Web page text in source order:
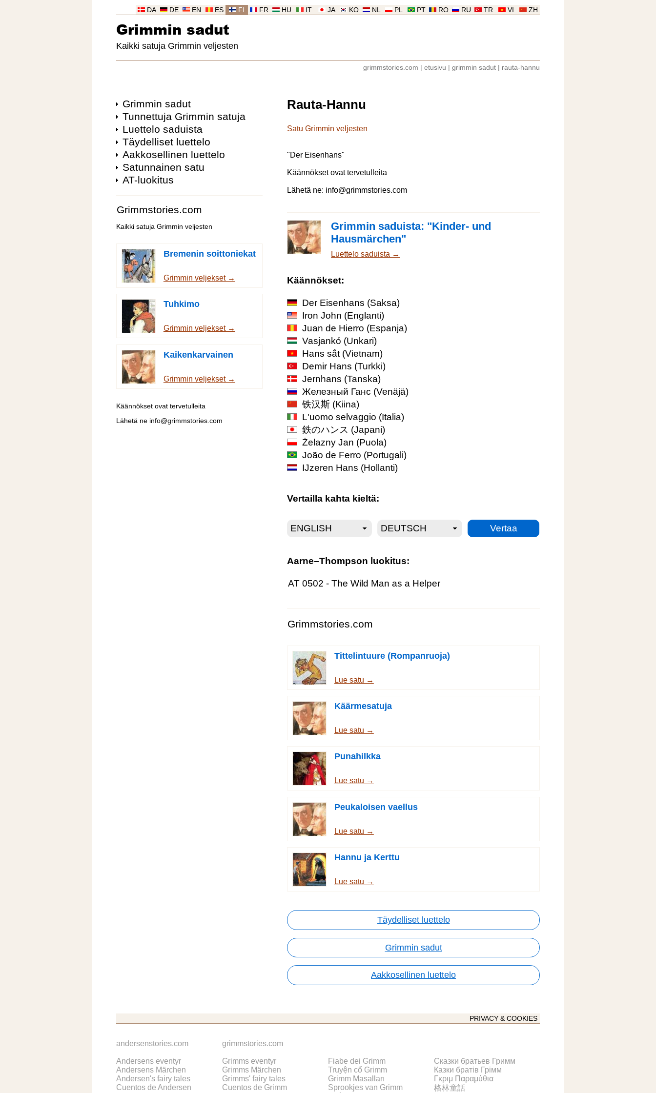
ZH
VI
TR
RU
RO
PT
PL
NL
KO
JA
IT
HU
FR
FI
ES
EN
DE
DA
Grimmin sadut
Kaikki satuja Grimmin veljesten
grimmstories.com etusivu grimmin sadut rauta-hannu
Grimmin sadut
Tunnettuja Grimmin satuja
Luettelo saduista
Täydelliset luettelo
Aakkosellinen luettelo
Satunnainen satu
AT-luokitus
Grimmstories.com
Kaikki satuja Grimmin veljesten
Bremenin soittoniekat
Grimmin veljekset →
Tuhkimo
Grimmin veljekset →
Kaikenkarvainen
Grimmin veljekset →
Käännökset ovat tervetulleita
Lähetä ne info@grimmstories.com
Rauta-Hannu
Satu Grimmin veljesten
"Der Eisenhans"
Käännökset ovat tervetulleita
Lähetä ne: info@grimmstories.com
Grimmin saduista: "Kinder- und
Hausmärchen"
Luettelo saduista →
Käännökset:
Der Eisenhans (Saksa)
Iron John (Englanti)
Juan de Hierro (Espanja)
Vasjankó (Unkari)
Hans sắt (Vietnam)
Demir Hans (Turkki)
Jernhans (Tanska)
Железный Ганс (Venäjä)
铁汉斯 (Kiina)
L'uomo selvaggio (Italia)
鉄のハンス (Japani)
Żelazny Jan (Puola)
João de Ferro (Portugali)
IJzeren Hans (Hollanti)
Vertailla kahta kieltä:
Aarne–Thompson luokitus:
AT 0502 - The Wild Man as a Helper
Grimmstories.com
Tittelintuure (Rompanruoja)
Lue satu →
Käärmesatuja
Lue satu →
Punahilkka
Lue satu →
Peukaloisen vaellus
Lue satu →
Hannu ja Kerttu
Lue satu →
Täydelliset luettelo
Grimmin sadut
Aakkosellinen luettelo
PRIVACY & COOKIES
andersenstories.com
Andersens eventyr
Andersens Märchen
Andersen's fairy tales
Cuentos de Andersen
grimmstories.com
Grimms eventyr
Grimms Märchen
Grimms' fairy tales
Cuentos de Grimm
Fiabe dei Grimm
Truyện cổ Grimm
Grimm Masalları
Sprookjes van Grimm
Сказки братьев Гримм
Казки братів Грімм
Γκριμ Παραμύθια
格林童話